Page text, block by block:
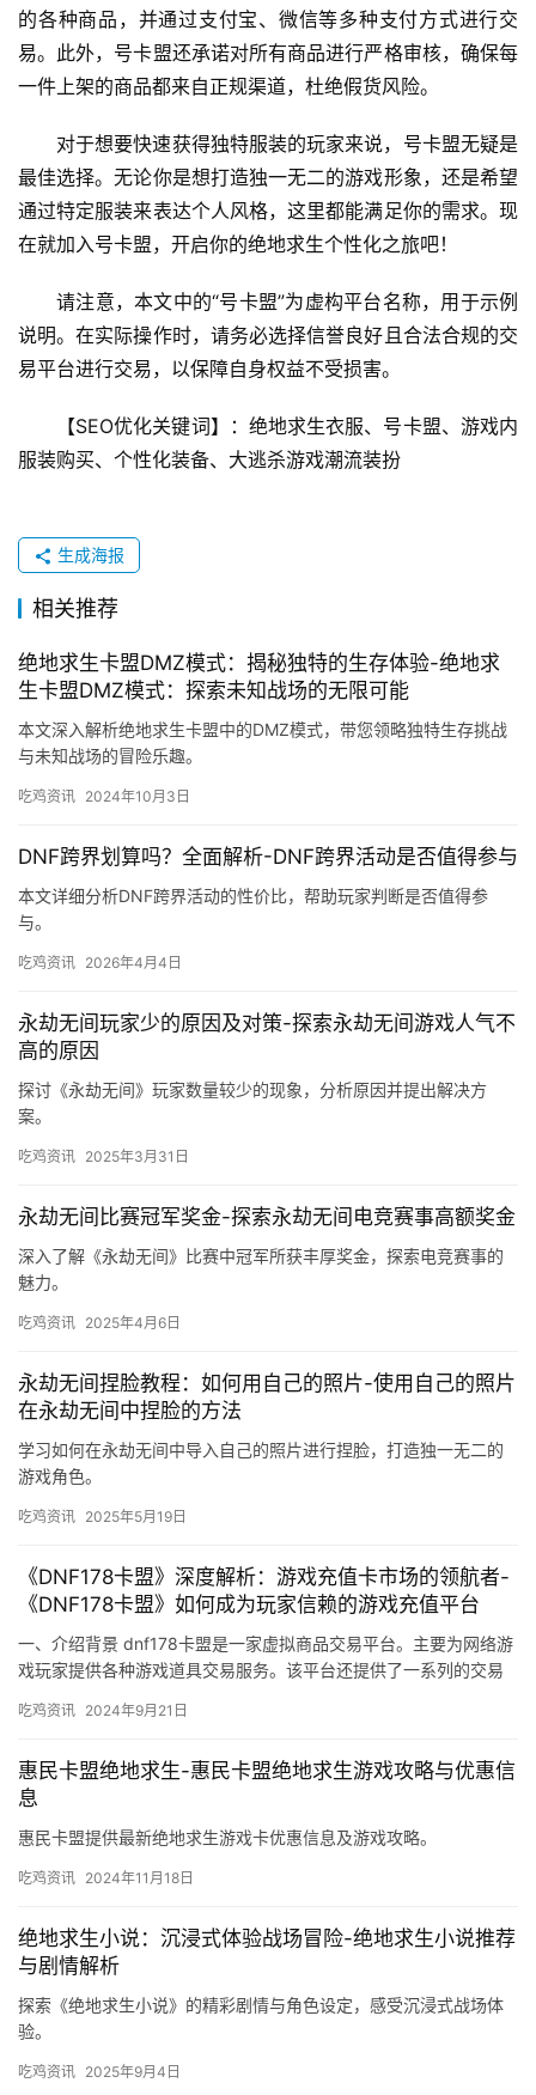
的各种商品，并通过支付宝、微信等多种支付方式进行交
易。此外，号卡盟还承诺对所有商品进行严格审核，确保每
一件上架的商品都来自正规渠道，杜绝假货风险。
对于想要快速获得独特服装的玩家来说，号卡盟无疑是
最佳选择。无论你是想打造独一无二的游戏形象，还是希望
通过特定服装来表达个人风格，这里都能满足你的需求。现
在就加入号卡盟，开启你的绝地求生个性化之旅吧！
请注意，本文中的“号卡盟”为虚构平台名称，用于示例
说明。在实际操作时，请务必选择信誉良好且合法合规的交
易平台进行交易，以保障自身权益不受损害。
【SEO优化关键词】：绝地求生衣服、号卡盟、游戏内
服装购买、个性化装备、大逃杀游戏潮流装扮
生成海报
相关推荐
绝地求生卡盟DMZ模式：揭秘独特的生存体验-绝地求
生卡盟DMZ模式：探索未知战场的无限可能
本文深入解析绝地求生卡盟中的DMZ模式，带您领略独特生存挑战
与未知战场的冒险乐趣。
吃鸡资讯 2024年10月3日
DNF跨界划算吗？全面解析-DNF跨界活动是否值得参与
本文详细分析DNF跨界活动的性价比，帮助玩家判断是否值得参
与。
吃鸡资讯 2026年4月4日
永劫无间玩家少的原因及对策-探索永劫无间游戏人气不
高的原因
探讨《永劫无间》玩家数量较少的现象，分析原因并提出解决方
案。
吃鸡资讯 2025年3月31日
永劫无间比赛冠军奖金-探索永劫无间电竞赛事高额奖金
深入了解《永劫无间》比赛中冠军所获丰厚奖金，探索电竞赛事的
魅力。
吃鸡资讯 2025年4月6日
永劫无间捏脸教程：如何用自己的照片-使用自己的照片
在永劫无间中捏脸的方法
学习如何在永劫无间中导入自己的照片进行捏脸，打造独一无二的
游戏角色。
吃鸡资讯 2025年5月19日
《DNF178卡盟》深度解析：游戏充值卡市场的领航者-
《DNF178卡盟》如何成为玩家信赖的游戏充值平台
一、介绍背景 dnf178卡盟是一家虚拟商品交易平台。主要为网络游
戏玩家提供各种游戏道具交易服务。该平台还提供了一系列的交易
吃鸡资讯 2024年9月21日
惠民卡盟绝地求生-惠民卡盟绝地求生游戏攻略与优惠信
息
惠民卡盟提供最新绝地求生游戏卡优惠信息及游戏攻略。
吃鸡资讯 2024年11月18日
绝地求生小说：沉浸式体验战场冒险-绝地求生小说推荐
与剧情解析
探索《绝地求生小说》的精彩剧情与角色设定，感受沉浸式战场体
验。
吃鸡资讯 2025年9月4日